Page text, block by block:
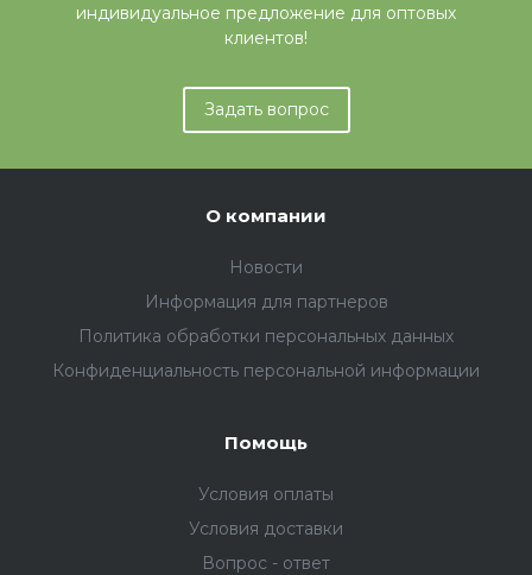
индивидуальное предложение для оптовых
клиентов!
Задать вопрос
О компании
Новости
Информация для партнеров
Политика обработки персональных данных
Конфиденциальность персональной информации
Помощь
Условия оплаты
Условия доставки
Вопрос - ответ